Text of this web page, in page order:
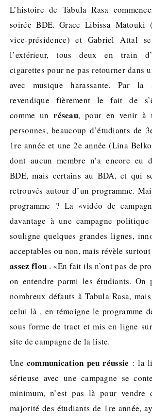
L’histoire de Tabula Rasa
soirée BDE. Grace Libissa Matouki
vice-présidence) et Gabriel Attal
l’extérieur, tous deux en train
cigarettes pour ne pas retourner dans
avec musique harassante. Par
revendique fièrement le fait de
comme unréseau, pour en venir à
personnes, beaucoup d’étudiants de
1re année et une 2e année (Lina
dont aucun membre n’a encore eu
BDE, mais certains au BDA, et qui
retrouvés autour d’un programme.
programme ? La «vidéo de
davantage à une campagne
souligne quelques grandes lignes,
acceptables ou non, mais révèle
assez flou . «En fait ils n’ont pas de
on entendre parmi les étudiants. On
nombreux défauts à Tabula Rasa,
celui là , en témoigne le programme
sous forme de tract et mis en ligne
site de campagne de la liste.
Une communication peu réussie : la
sérieuse avec une campagne se
minimum, n’est pas là pour
majorité des étudiants de 1re année,